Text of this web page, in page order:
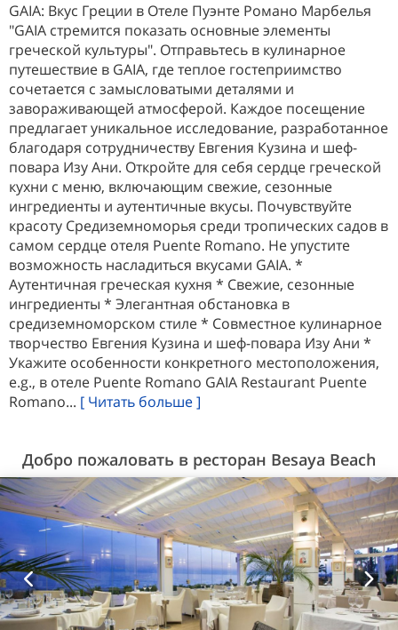
GAIA: Вкус Греции в Отеле Пуэнте Романо Марбелья
"GAIA стремится показать основные элементы
греческой культуры". Отправьтесь в кулинарное
путешествие в GAIA, где теплое гостеприимство
сочетается с замысловатыми деталями и
завораживающей атмосферой. Каждое посещение
предлагает уникальное исследование, разработанное
благодаря сотрудничеству Евгения Кузина и шеф-
повара Изу Ани. Откройте для себя сердце греческой
кухни с меню, включающим свежие, сезонные
ингредиенты и аутентичные вкусы. Почувствуйте
красоту Средиземноморья среди тропических садов в
самом сердце отеля Puente Romano. Не упустите
возможность насладиться вкусами GAIA. *
Аутентичная греческая кухня * Свежие, сезонные
ингредиенты * Элегантная обстановка в
средиземноморском стиле * Совместное кулинарное
творчество Евгения Кузина и шеф-повара Изу Ани *
Укажите особенности конкретного местоположения,
e.g., в отеле Puente Romano GAIA Restaurant Puente
Romano... [ Читать больше ]
Добро пожаловать в ресторан Besaya Beach